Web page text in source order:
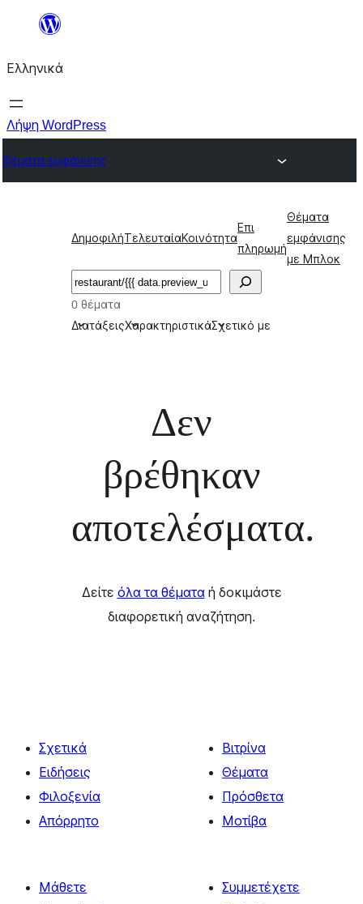
Μετάβαση
περιεχόμενο
Ελληνικά
Λήψη WordPress
Θέματα εμφάνισης
ΔημοφιλήΤελευταίαΚοινότητα
Επι
πληρωμή
Θέματα
εμφάνισης
με Μπλοκ
Αναζήτηση
0 θέματα
ΔιατάξειςΧαρακτηριστικάΣχετικό με
Δεν
βρέθηκαν
αποτελέσματα.
Δείτε όλα τα θέματαή δοκιμάστε
διαφορετική αναζήτηση.
Σχετικά
Ειδήσεις
Φιλοξενία
Απόρρητο
Βιτρίνα
Θέματα
Πρόσθετα
Μοτίβα
Μάθετε
Συμμετέχετε